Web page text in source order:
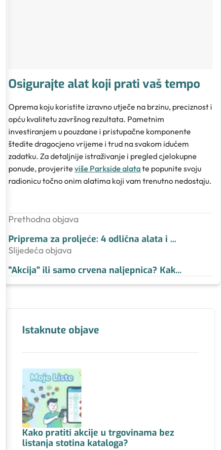
Osigurajte alat koji prati vaš tempo
Oprema koju koristite izravno utječe na brzinu, preciznost i
opću kvalitetu završnog rezultata. Pametnim
investiranjem u pouzdane i pristupačne komponente
štedite dragocjeno vrijeme i trud na svakom idućem
zadatku. Za detaljnije istraživanje i pregled cjelokupne
ponude, provjerite više Parkside alatate popunite svoju
radionicu točno onim alatima koji vam trenutno nedostaju.
Prethodna objava
Priprema za proljeće: 4 odlična alata i ...
Slijedeća objava
"Akcija" ili samo crvena naljepnica? Kak...
Istaknute objave
Kako pratiti akcije u trgovinama bez
listanja stotina kataloga?